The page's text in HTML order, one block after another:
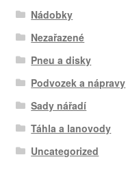
Nádobky
Nezařazené
Pneu a disky
Podvozek a nápravy
Sady nářadí
Táhla a lanovody
Uncategorized